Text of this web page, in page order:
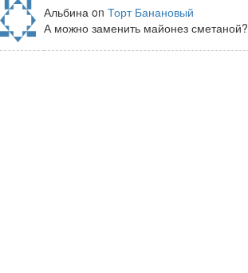
Альбина on Торт Банановый
А можно заменить майонез сметаной?